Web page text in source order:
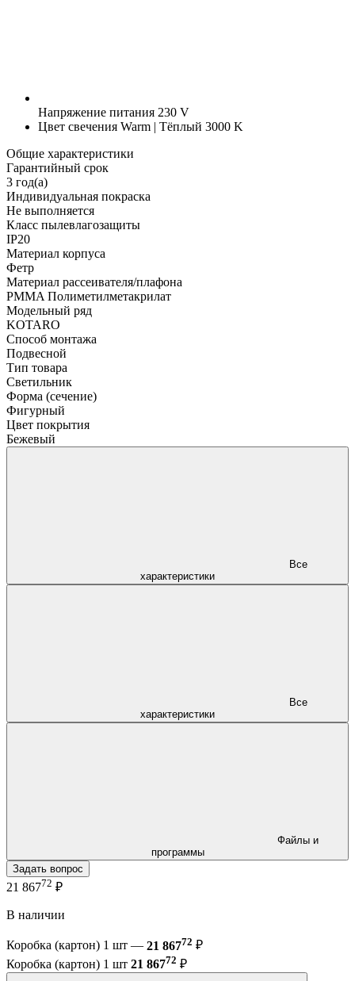
Напряжение питания 230 V
Цвет свечения Warm | Тёплый 3000 K
Общие характеристики
Гарантийный срок
3 год(а)
Индивидуальная покраска
Не выполняется
Класс пылевлагозащиты
IP20
Материал корпуса
Фетр
Материал рассеивателя/плафона
PMMA Полиметилметакрилат
Модельный ряд
KOTARO
Способ монтажа
Подвесной
Тип товара
Светильник
Форма (сечение)
Фигурный
Цвет покрытия
Бежевый
характеристики
характеристики
программы
Задать вопрос
21 86772 ₽
В наличии
Коробка (картон) 1 шт — 21 86772 ₽
Коробка (картон) 1 шт 21 86772 ₽